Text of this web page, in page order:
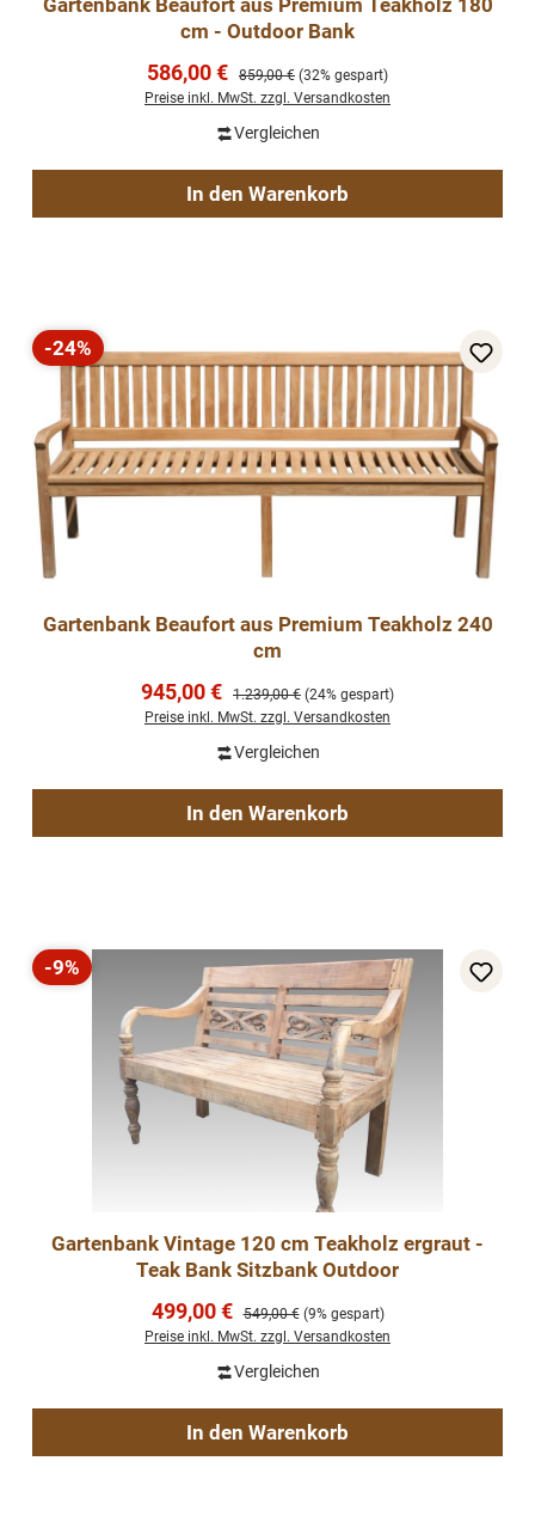
Gartenbank Beaufort aus Premium Teakholz 180
cm - Outdoor Bank
Verkaufspreis:
586,00 € Regulärer Preis:
859,00 € (32% gespart)
Preise inkl. MwSt. zzgl. Versandkosten
Vergleichen
In den Warenkorb
Rabatt
-24%
Gartenbank Beaufort aus Premium Teakholz 240
cm
Verkaufspreis:
945,00 € Regulärer Preis:
1.239,00 € (24% gespart)
Preise inkl. MwSt. zzgl. Versandkosten
Vergleichen
In den Warenkorb
Rabatt
-9%
Gartenbank Vintage 120 cm Teakholz ergraut -
Teak Bank Sitzbank Outdoor
Verkaufspreis:
499,00 € Regulärer Preis:
549,00 € (9% gespart)
Preise inkl. MwSt. zzgl. Versandkosten
Vergleichen
In den Warenkorb